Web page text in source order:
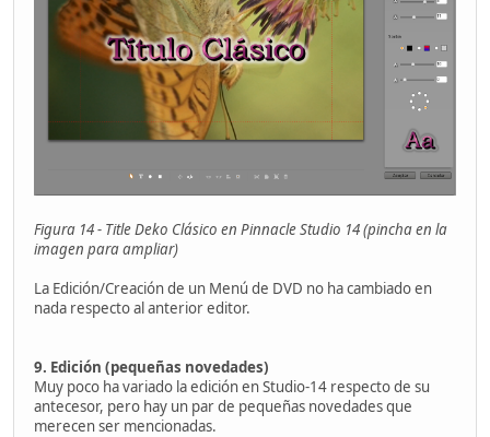
Figura 14 - Title Deko Clásico en Pinnacle Studio 14 (pincha en la
imagen para ampliar)
La Edición/Creación de un Menú de DVD no ha cambiado en
nada respecto al anterior editor.
9. Edición (pequeñas novedades)
Muy poco ha variado la edición en Studio-14 respecto de su
antecesor, pero hay un par de pequeñas novedades que
merecen ser mencionadas.